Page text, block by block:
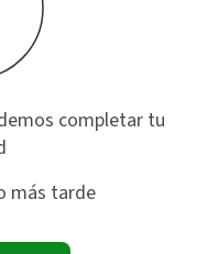
completar tu
más tarde